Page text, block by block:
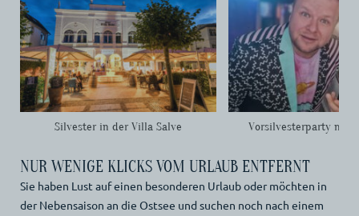
Silvester in der Villa Salve Vorsilvesterparty mit
NUR WENIGE KLICKS VOM URLAUB ENTFERNT
Sie haben Lust auf einen besonderen Urlaub oder möchten in
der Nebensaison an die Ostsee und suchen noch nach einem